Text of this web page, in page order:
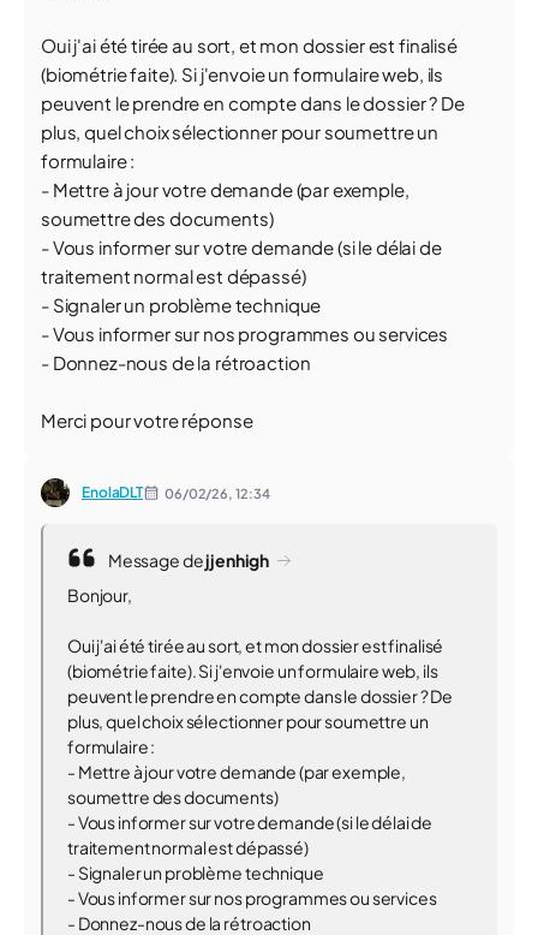
Oui j'ai été tirée au sort, et mon dossier est finalisé
(biométrie faite). Si j'envoie un formulaire web, ils
peuvent le prendre en compte dans le dossier ? De
plus, quel choix sélectionner pour soumettre un
formulaire :
- Mettre à jour votre demande (par exemple,
soumettre des documents)
- Vous informer sur votre demande (si le délai de
traitement normal est dépassé)
- Signaler un problème technique
- Vous informer sur nos programmes ou services
- Donnez-nous de la rétroaction
Merci pour votre réponse
EnolaDLT 06/02/26, 12:34
Message dejjenhigh
Bonjour,
Oui j'ai été tirée au sort, et mon dossier est finalisé
(biométrie faite). Si j'envoie un formulaire web, ils
peuvent le prendre en compte dans le dossier ? De
plus, quel choix sélectionner pour soumettre un
formulaire :
- Mettre à jour votre demande (par exemple,
soumettre des documents)
- Vous informer sur votre demande (si le délai de
traitement normal est dépassé)
- Signaler un problème technique
- Vous informer sur nos programmes ou services
- Donnez-nous de la rétroaction